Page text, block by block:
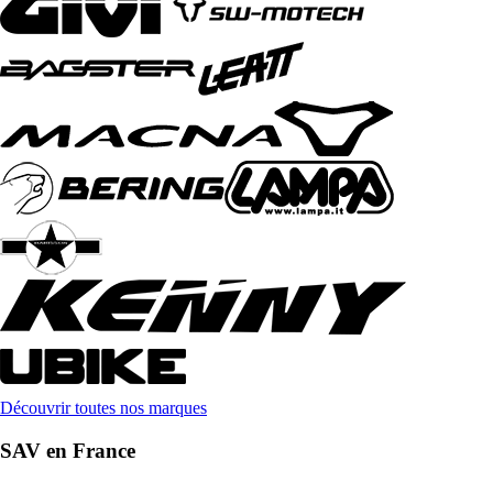
Découvrir toutes nos marques
SAV en France